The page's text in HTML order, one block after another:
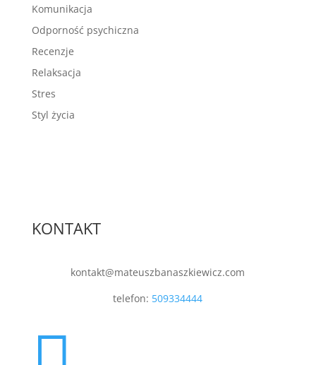
Komunikacja
Odporność psychiczna
Recenzje
Relaksacja
Stres
Styl życia
KONTAKT
kontakt@mateuszbanaszkiewicz.com
telefon: 509334444